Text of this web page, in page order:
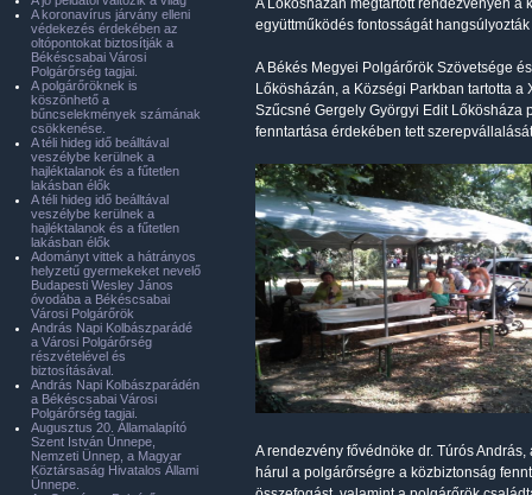
A Lőkösházán megtartott rendezvényen a
együttműködés fontosságát
A Békés Megyei Polgárőrök Szövetsége
Lőkösházán, a Községi Parkban tartotta
Szűcsné Gergely Györgyi Edit Lőkösháza
fenntartása érdekében tett
A rendezvény fővédnöke dr. Túrós
hárul a polgárőrségre a közbiztonság
A koronavírus járvány elleni
védekezés érdekében az
oltópontokat biztosítják a
Békéscsabai Városi
Polgárőrség tagjai.
A polgárőröknek is
köszönhető a
bűncselekmények számának
csökkenése.
A téli hideg idő beálltával
veszélybe kerülnek a
hajléktalanok és a fűtetlen
lakásban élők
A téli hideg idő beálltával
veszélybe kerülnek a
hajléktalanok és a fűtetlen
lakásban élők
Adományt vittek a hátrányos
helyzetű gyermekeket nevelő
Budapesti Wesley János
óvodába a Békéscsabai
Városi Polgárőrök
András Napi Kolbászparádé
a Városi Polgárőrség
részvételével és
biztosításával.
András Napi Kolbászparádén
a Békéscsabai Városi
Polgárőrség tagjai.
Augusztus 20. Államalapító
Szent István Ünnepe,
Nemzeti Ünnep, a Magyar
Köztársaság Hivatalos Állami
Ünnepe.